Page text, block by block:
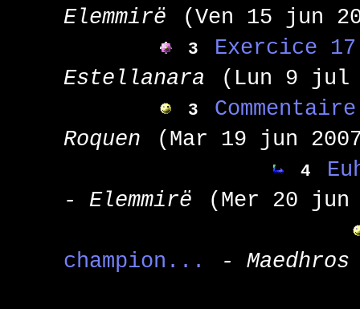
Elemmirë
(Ven 15 jun
3
Exercice
Estellanara
(Lun 9 jul
3
Roquen
(Mar 19 jun
4
- Elemmirë
(Mer 20 jun
champion... - Maedhros